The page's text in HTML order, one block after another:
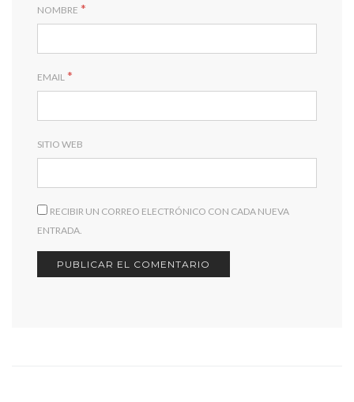
NOMBRE *
EMAIL *
SITIO WEB
RECIBIR UN CORREO ELECTRÓNICO CON CADA NUEVA
ENTRADA.